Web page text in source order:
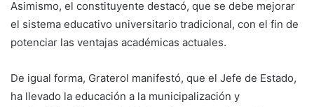
Asimismo, el constituyente destacó, que se debe mejorar
el sistema educativo universitario tradicional, con el fin de
potenciar las ventajas académicas actuales.
De igual forma, Graterol manifestó, que el Jefe de Estado,
ha llevado la educación a la municipalización y